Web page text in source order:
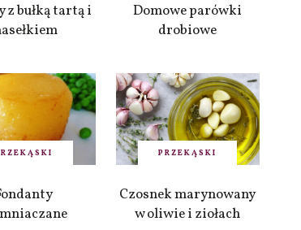
z bułką tartą i
Domowe parówki
drobiowe
PRZEKĄSKI
Czosnek marynowany
w oliwie i ziołach